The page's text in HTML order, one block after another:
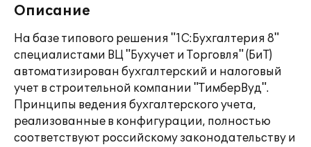
Описание
На базе типового решения "1С:Бухгалтерия 8"
специалистами ВЦ "Бухучет и Торговля" (БиТ)
автоматизирован бухгалтерский и налоговый
учет в строительной компании "ТимберВуд".
Принципы ведения бухгалтерского учета,
реализованные в конфигурации, полностью
соответствуют российскому законодательству и